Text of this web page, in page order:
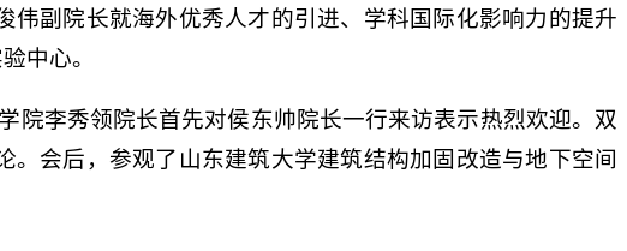
副院长就海外优秀人才的引进、学科国际化影响力的提升
中心。
院李秀领院长首先对侯东帅院长一行来访表示热烈欢迎。双
会后，参观了山东建筑大学建筑结构加固改造与地下空间